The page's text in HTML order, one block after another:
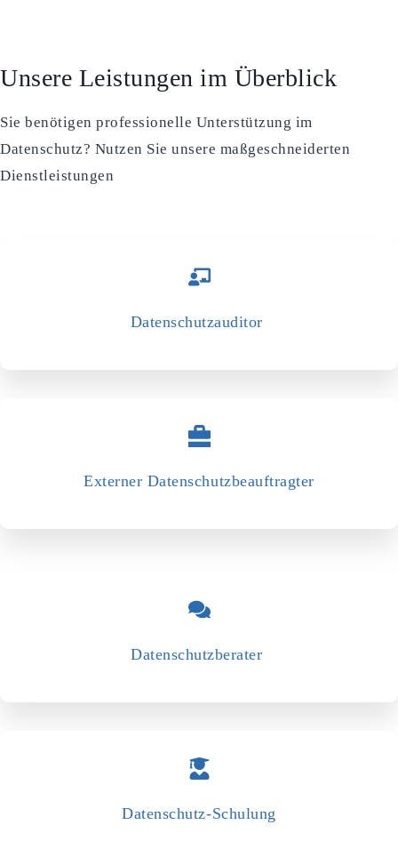
Unsere Leistungen im Überblick
Sie benötigen professionelle Unterstützung im
Datenschutz? Nutzen Sie unsere maßgeschneiderten
Dienstleistungen
Datenschutzauditor
Externer Datenschutzbeauftragter
Datenschutzberater
Datenschutz-­Schulung